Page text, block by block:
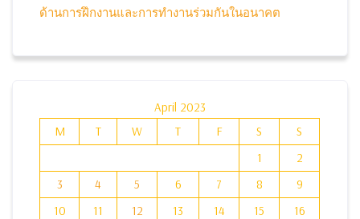
ด้านการฝึกงานและการทำงานร่วมกันในอนาคต
April 2023
M
T W T F S
S
1
2
3
4 5 6 7 8
9
10
11 12 13 14 15
16